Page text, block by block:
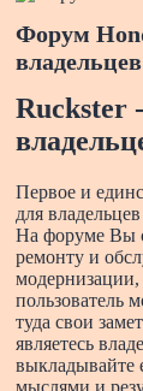
Форум
Ruckster
Первое и
для
На форуме Вы
ремонту и
пользователь
туда свои
являетесь
выкладывайте
мыслями и